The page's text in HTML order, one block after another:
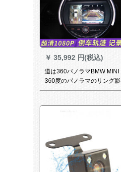
￥ 35,992 円(税込)
道は360パノラマBMW MINI
360度のパノラマのリング影
の轨迹を见ることができま